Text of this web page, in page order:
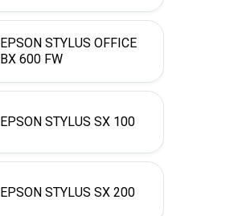
EPSON STYLUS OFFICE
BX 600 FW
EPSON STYLUS SX 100
EPSON STYLUS SX 200